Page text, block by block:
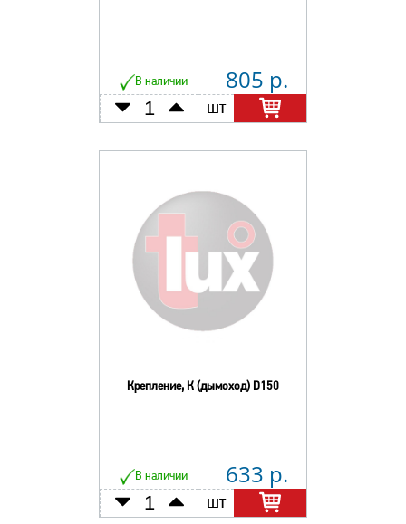
В наличии 805 р.
шт
Крепление, К (дымоход) D150
В наличии 633 р.
шт